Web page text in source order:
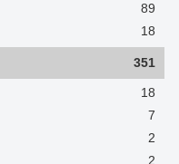
89
18
351
18
7
2
2